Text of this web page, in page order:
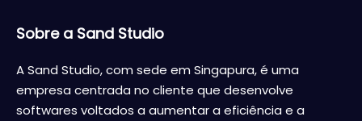
Sobre a Sand Studio
A Sand Studio, com sede em Singapura, é uma
empresa centrada no cliente que desenvolve
softwares voltados a aumentar a eficiência e a